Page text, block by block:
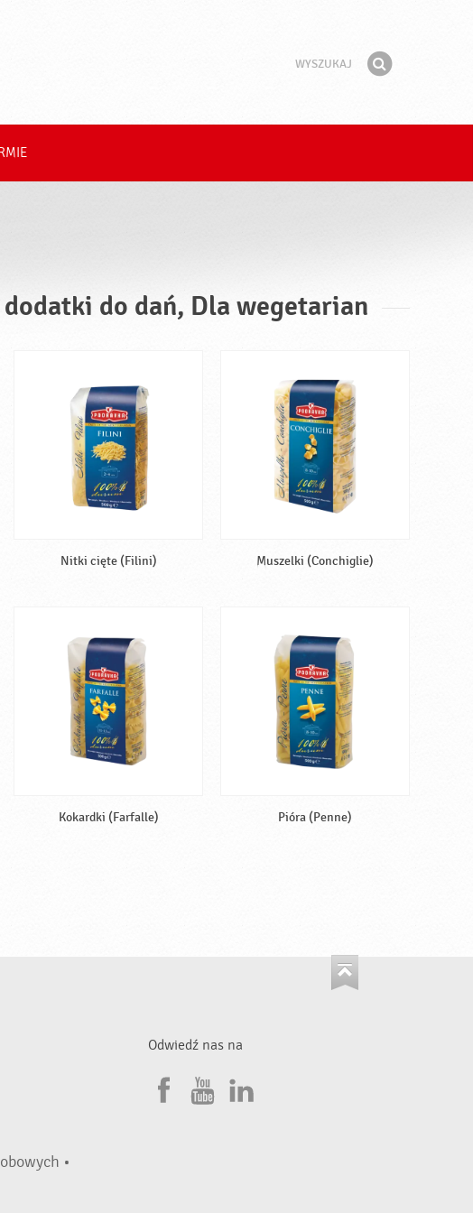
do dań, Dla wegetarian
Nitki cięte (Filini) Muszelki (Conchiglie)
Kokardki (Farfalle) Pióra (Penne)
•
Odwiedź nas na